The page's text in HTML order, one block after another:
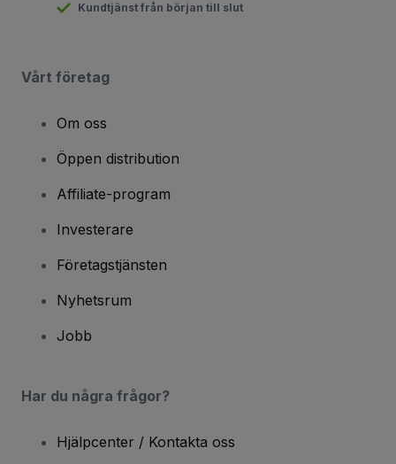
Kundtjänst från början till slut
Vårt företag
Om oss
Öppen distribution
Affiliate-program
Investerare
Företagstjänsten
Nyhetsrum
Jobb
Har du några frågor?
Hjälpcenter / Kontakta oss